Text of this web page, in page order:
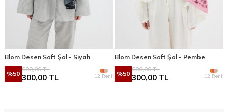
Blom Desen Soft Şal - Siyah
%50
600,00TL
300,00 TL 12 Renk
Blom Desen Soft Şal - Pembe
%50
600,00TL
300,00 TL 12 Renk